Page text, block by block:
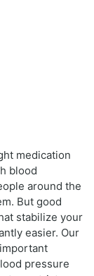
medication
blood
around the
But good
stabilize your
easier. Our
pressure